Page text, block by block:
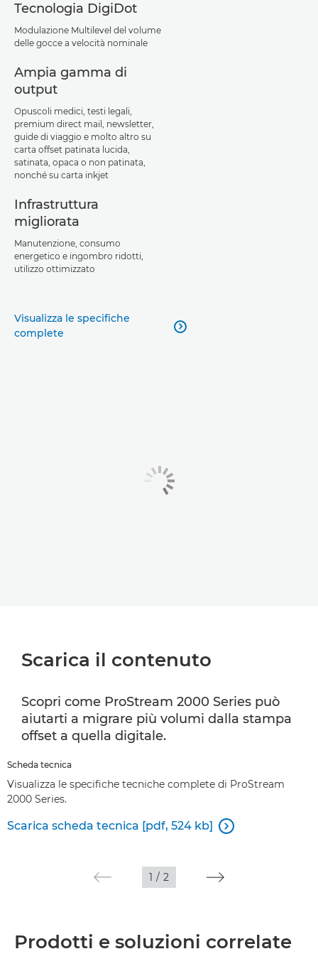
Tecnologia DigiDot
Modulazione Multilevel del volume
delle gocce a velocità nominale
Ampia gamma di
output
Opuscoli medici, testi legali,
premium direct mail, newsletter,
guide di viaggio e molto altro su
carta offset patinata lucida,
satinata, opaca o non patinata,
nonché su carta inkjet
Infrastruttura
migliorata
Manutenzione, consumo
energetico e ingombro ridotti,
utilizzo ottimizzato
Visualizza le specifiche
complete

Scarica il contenuto
Scopri come ProStream 2000 Series può
aiutarti a migrare più volumi dalla stampa
offset a quella digitale.
Scheda tecnica
Visualizza le specifiche tecniche complete di ProStream
2000 Series.
Scarica scheda tecnica [pdf, 524 kb] 
1 / 2
Prodotti e soluzioni correlate